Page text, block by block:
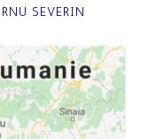
SEVERIN